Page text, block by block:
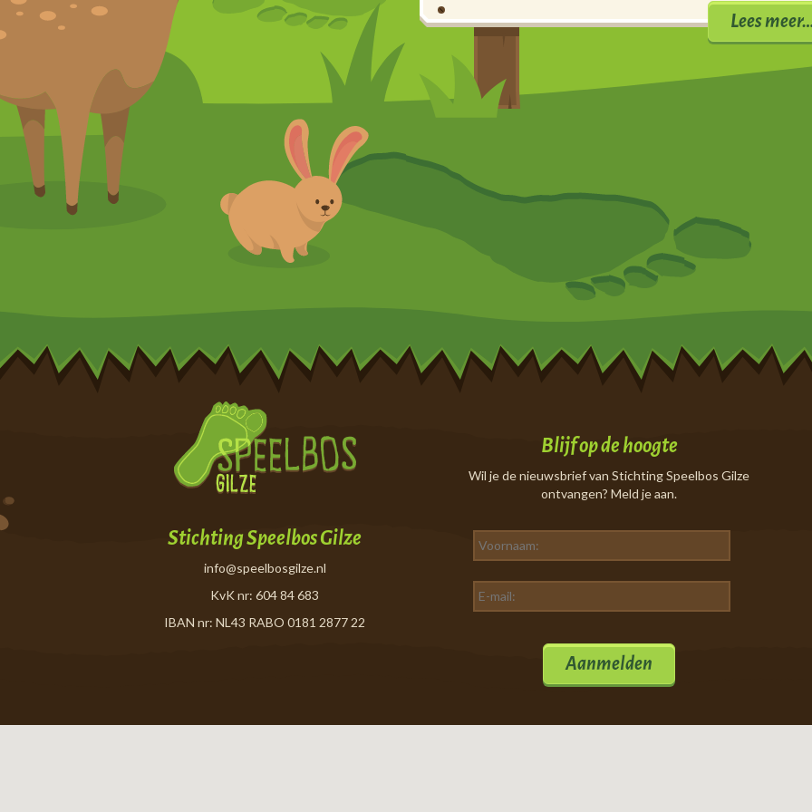
Lees
Stichting Speelbos Gilze
info@speelbosgilze.nl
KvK nr: 604 84 683
IBAN nr: NL43 RABO 0181 2877 22
Blijf op de hoogte
Wil je de nieuwsbrief van Stichting Speelbos Gilze
ontvangen? Meld je aan.
Aanmelden